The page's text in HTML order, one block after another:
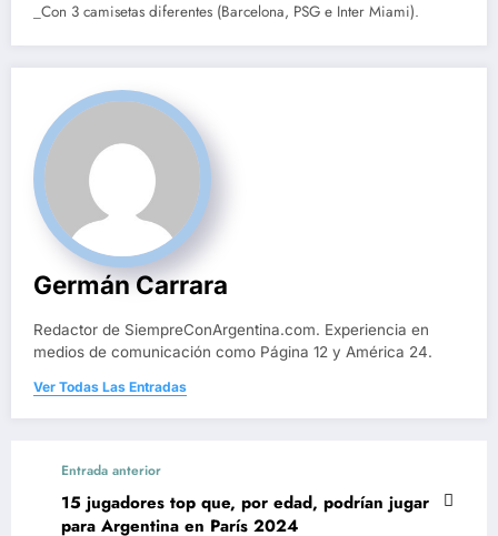
_Con 3 camisetas diferentes (Barcelona, PSG e Inter Miami).
Germán Carrara
Redactor de SiempreConArgentina.com. Experiencia en
medios de comunicación como Página 12 y América 24.
Ver Todas Las Entradas
Entrada anterior
15 jugadores top que, por edad, podrían jugar
para Argentina en París 2024